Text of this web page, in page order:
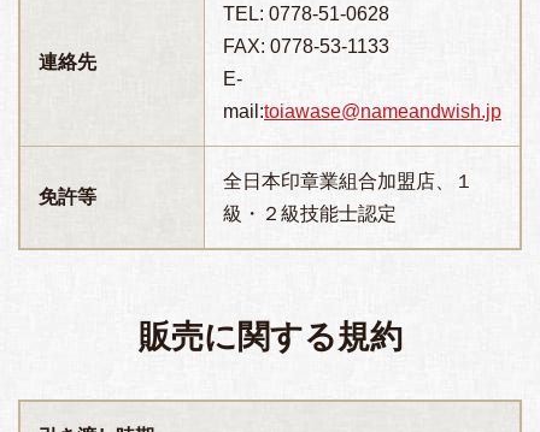
連絡先
TEL: 0778-51-0628
FAX: 0778-53-1133
E-
mail:toiawase@nameandwish.jp
免許等
全日本印章業組合加盟店、１
級・２級技能士認定
販売に関する規約